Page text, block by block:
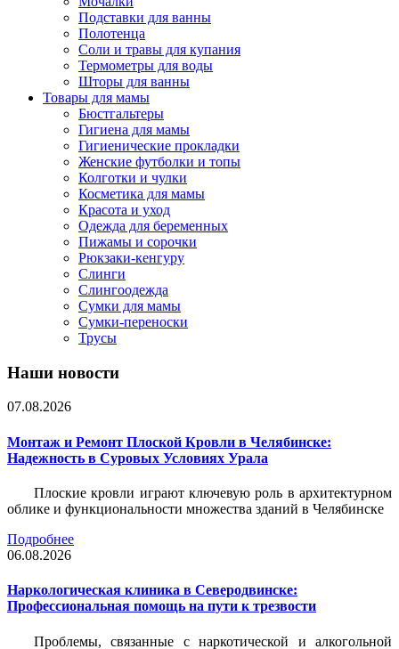
Подставки для ванны
Полотенца
Соли и травы для купания
Термометры для воды
Шторы для ванны
Товары для мамы
Бюстгальтеры
Гигиена для мамы
Гигиенические прокладки
Женские футболки и топы
Колготки и чулки
Косметика для мамы
Красота и уход
Одежда для беременных
Пижамы и сорочки
Рюкзаки-кенгуру
Слинги
Слингоодежда
Сумки для мамы
Сумки-переноски
Трусы
Наши новости
07.08.2026
Монтаж и Ремонт Плоской Кровли в Челябинске:
Надежность в Суровых Условиях Урала
Плоские кровли играют ключевую роль в архитектурном
облике и функциональности множества зданий в Челябинске
Подробнее
06.08.2026
Наркологическая клиника в Северодвинске:
Профессиональная помощь на пути к трезвости
Проблемы, связанные с наркотической и алкогольной